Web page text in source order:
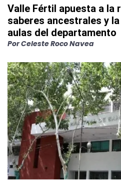
Valle Fértil apuesta a la
saberes ancestrales y
aulas del departamento
PorCeleste Roco Navea